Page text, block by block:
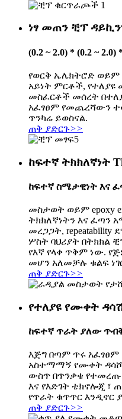
ነፃ መጠን ቺፕ
(0.2 ~ 2.0) * (0.2 ~
የወርቅ ኤሌክትሮድ ወይም
አይነት ምርቶች, የተለያዩ
መስፈርቶች መሰረት
አፈፃፀም የመጨረሻውን
ጥንካሬ ይወስናል.
ጠቅ ያድርጉ>>
ከፍተኛ ትክክለኛነት
ከፍተኛ ስሜታዊነት እና
መስታወት ወይም epoxy
ትክክለኛነትን እና ፈጣን
መረጋጋት,
ሦስት ባህሪያት በትክክል
የእኛ የላቀ ጥቅም ነው.
መሆን አለመቻሉ ቁልፍ
ጠቅ ያድርጉ>>
የተለያዩ የሙቀት
ከፍተኛ ጥራት ያለው
እጅግ በጣም ጥሩ
አስተማማኝ የሙቀት
ውስጥ በጥንቃቄ የተመረጡ
እና የእድገት ቴክኖሎጂ ፣
የጥራት ቁጥጥር እንዲኖር
ጠቅ ያድርጉ>>